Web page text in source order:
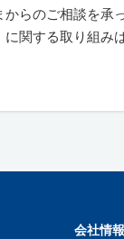
からのご相談を承
に関する取り組み
会社情報